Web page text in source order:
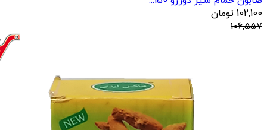
102,100 تومان
106,557